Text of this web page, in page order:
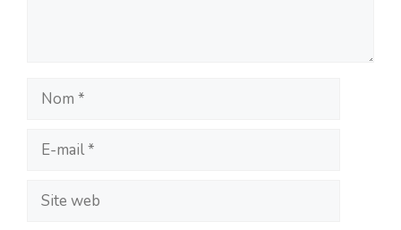
Nom
mail
Site
web